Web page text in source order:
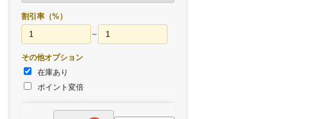
割引率（%）
～
その他オプション
在庫あり
ポイント変倍